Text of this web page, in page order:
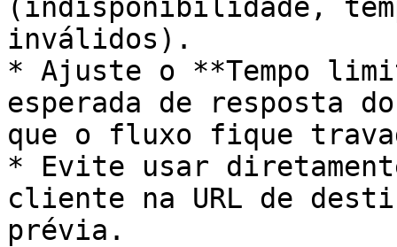
(indisponibilidade,
inválidos).
* Ajuste o **Tempo
esperada de resposta
que o fluxo fique
* Evite usar
cliente na URL de
prévia.